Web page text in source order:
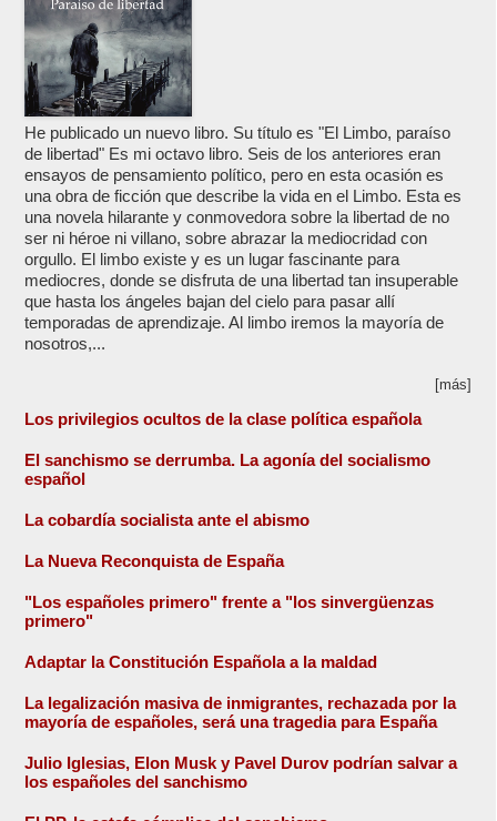
He publicado un nuevo libro. Su título es "El Limbo, paraíso
de libertad" Es mi octavo libro. Seis de los anteriores eran
ensayos de pensamiento político, pero en esta ocasión es
una obra de ficción que describe la vida en el Limbo. Esta es
una novela hilarante y conmovedora sobre la libertad de no
ser ni héroe ni villano, sobre abrazar la mediocridad con
orgullo. El limbo existe y es un lugar fascinante para
mediocres, donde se disfruta de una libertad tan insuperable
que hasta los ángeles bajan del cielo para pasar allí
temporadas de aprendizaje. Al limbo iremos la mayoría de
nosotros,...
[más]
Los privilegios ocultos de la clase política española
El sanchismo se derrumba. La agonía del socialismo
español
La cobardía socialista ante el abismo
La Nueva Reconquista de España
"Los españoles primero" frente a "los sinvergüenzas
primero"
Adaptar la Constitución Española a la maldad
La legalización masiva de inmigrantes, rechazada por la
mayoría de españoles, será una tragedia para España
Julio Iglesias, Elon Musk y Pavel Durov podrían salvar a
los españoles del sanchismo